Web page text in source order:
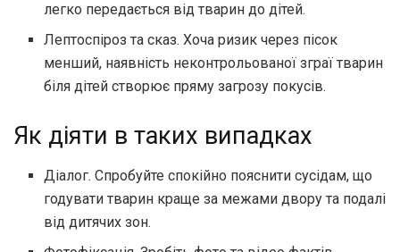
легко передається від тварин до дітей.
Лептоспіроз та сказ. Хоча ризик через пісок
менший, наявність неконтрольованої зграї тварин
біля дітей створює пряму загрозу покусів.
Як діяти в таких випадках
Діалог. Спробуйте спокійно пояснити сусідам, що
годувати тварин краще за межами двору та подалі
від дитячих зон.